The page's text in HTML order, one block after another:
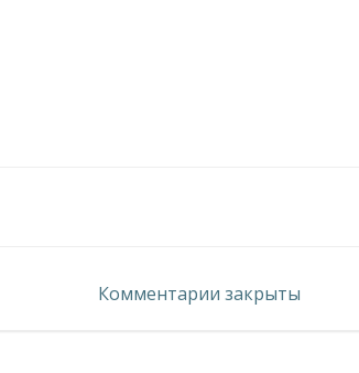
записям
Комментарии закрыты